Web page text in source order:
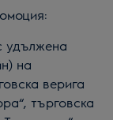
удължена
на
верига
търговска